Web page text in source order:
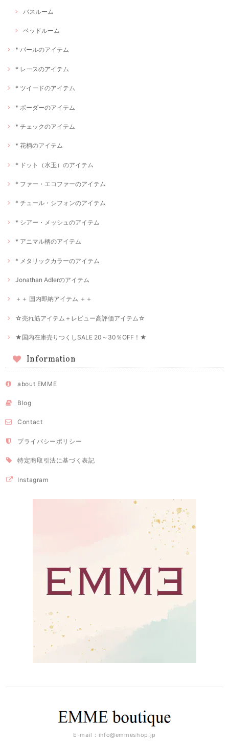
バスルーム
ベッドルーム
* パールのアイテム
* レースのアイテム
* ツイードのアイテム
* ボーダーのアイテム
* チェックのアイテム
* 花柄のアイテム
* ドット（水玉）のアイテム
* ファー・エコファーのアイテム
* チュール・シフォンのアイテム
* シアー・メッシュのアイテム
* アニマル柄のアイテム
* メタリックカラーのアイテム
Jonathan Adlerのアイテム
＋＋ 国内即納アイテム ＋＋
☆売れ筋アイテム＋レビュー高評価アイテム☆
★国内在庫売りつくしSALE 20～30％OFF！★
Information
about EMME
Blog
Contact
プライバシーポリシー
特定商取引法に基づく表記
Instagram
E-mail： info@emmeshop.jp